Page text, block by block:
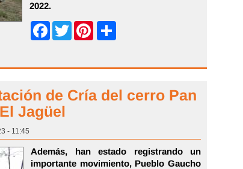
2022.
FacebookTwitter Pinterest
de Cría del cerro Pan
Jagüel
- 11:45
Además, han estado registrando un
importante movimiento, Pueblo Gaucho